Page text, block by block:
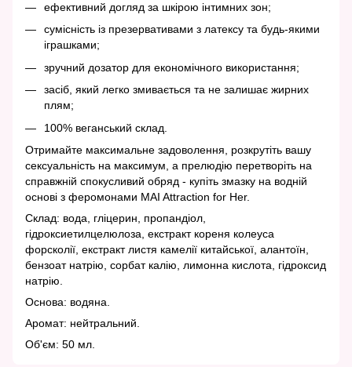
ефективний догляд за шкірою інтимних зон;
сумісність із презервативами з латексу та будь-якими
іграшками;
зручний дозатор для економічного використання;
засіб, який легко змивається та не залишає жирних
плям;
100% веганський склад.
Отримайте максимальне задоволення, розкрутіть вашу
сексуальність на максимум, а прелюдію перетворіть на
справжній спокусливий обряд - купіть змазку на водній
основі з феромонами MAI Attraction for Her.
Склад: вода, гліцерин, пропандіол,
гідроксиетилцелюлоза, екстракт кореня колеуса
форсколії, екстракт листя камелії китайської, алантоїн,
бензоат натрію, сорбат калію, лимонна кислота, гідроксид
натрію.
Основа: водяна.
Аромат: нейтральний.
Об'єм: 50 мл.